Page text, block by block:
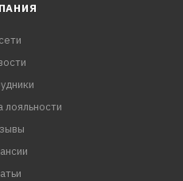
лояльности